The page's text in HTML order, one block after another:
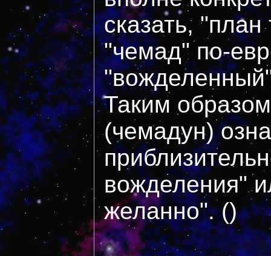
сказать,
"чемад" по-
Таким
(чемадун)
вожделения"
желанно". ()